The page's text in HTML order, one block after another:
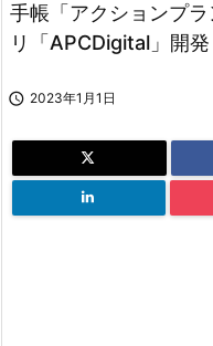
手帳「アクションプ
リ「APCDigital」開
 2023年1月1日